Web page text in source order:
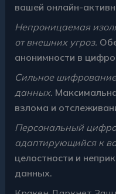
вашей онлайн-
Непроницаемая
от внешних угроз.
анонимности в
Сильное
данных.
взлома и
Персональный
адаптирующийся к
целостности и
данных.